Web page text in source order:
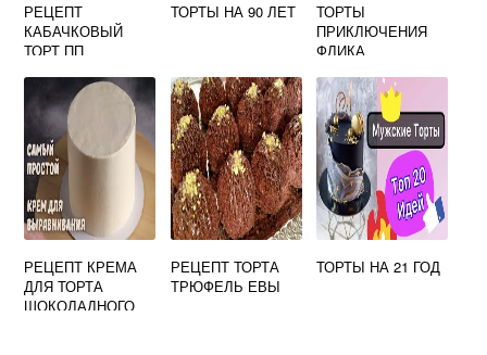
РЕЦЕПТ
КАБАЧКОВЫЙ
ТОРТ ПП
ТОРТЫ НА 90 ЛЕТ
ТОРТЫ
ПРИКЛЮЧЕНИЯ
ФЛИКА
РЕЦЕПТ КРЕМА
ДЛЯ ТОРТА
ШОКОЛАДНОГО
РЕЦЕПТ ТОРТА
ТРЮФЕЛЬ ЕВЫ
ТОРТЫ НА 21 ГОД